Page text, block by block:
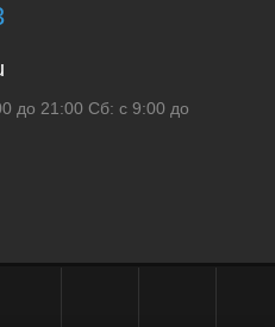
до 21:00 Сб: с 9:00 до